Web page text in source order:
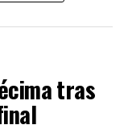
rival en la
Chequia
un punto.
tras